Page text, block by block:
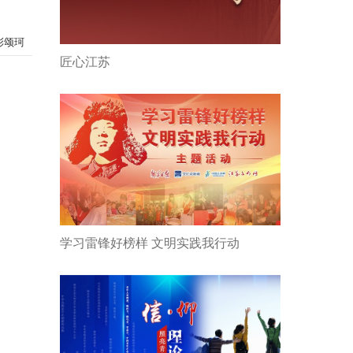
颂珂
匠心江苏
学习雷锋好榜样 文明实践我行动